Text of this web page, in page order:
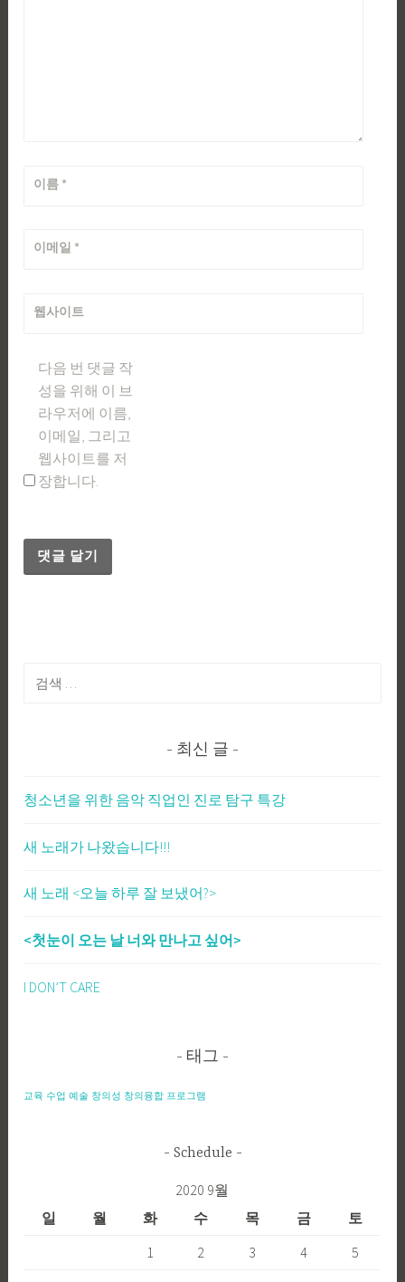
이름 *
이메일 *
웹사이트
다음 번 댓글 작
성을 위해 이 브
라우저에 이름,
이메일, 그리고
웹사이트를 저
장합니다.
색:
최신 글
청소년을 위한 음악 직업인 진로 탐구 특강
새 노래가 나왔습니다!!!
새 노래 <오늘 하루 잘 보냈어?>
<첫눈이 오는 날 너와 만나고 싶어>
I DON’T CARE
태그
교육 수업 예술 창의성 창의융합 프로그램
Schedule
2020 9월
일
월 화 수 목 금
토
1
2 3 4
5